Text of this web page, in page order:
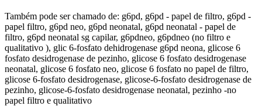
Também pode ser chamado de: g6pd, g6pd - papel de filtro, g6pd -
papel filtro, g6pd neo, g6pd neonatal, g6pd neonatal - papel de
filtro, g6pd neonatal sg capilar, g6pdneo, g6pdneo (no filtro e
qualitativo ), glic 6-fosfato dehidrogenase g6pd neona, glicose 6
fosfato desidrogenase de pezinho, glicose 6 fosfato desidrogenase
neonatal, glicose 6 fosfato neo, glicose 6 fosfato no papel de filtro,
glicose 6-fosfato desidrogenase, glicose-6-fosfato desidrogenase de
pezinho, glicose-6-fosfato desidrogenase neonatal, pezinho -no
papel filtro e qualitativo